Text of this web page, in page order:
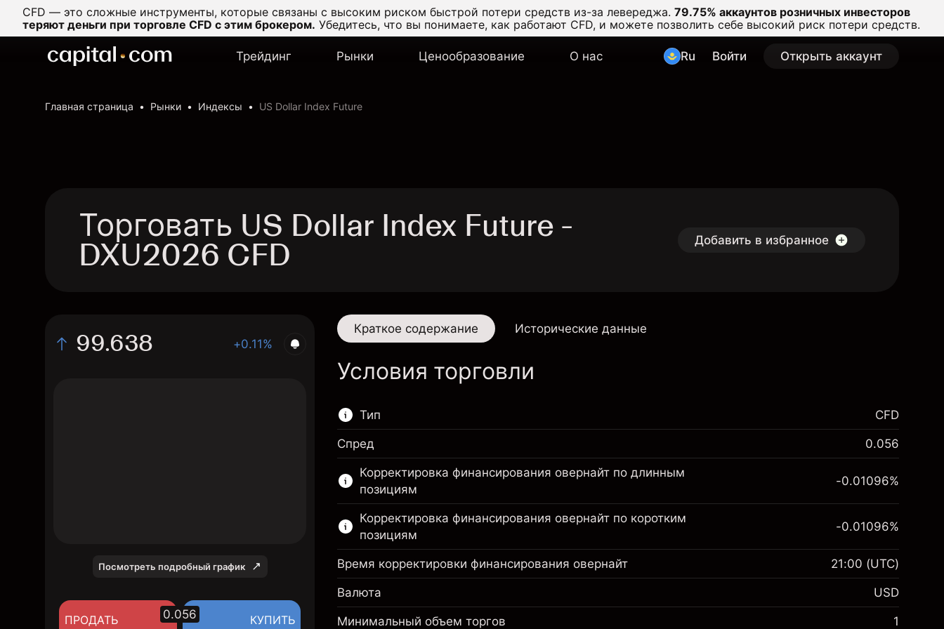
CFD — это сложные инструменты, которые связаны с высоким риском быстрой потери средств из-за левереджа. 79.75% аккаунтов розничных инвесторов
теряют деньги при торговле CFD с этим брокером. Убедитесь, что вы понимаете, как работают CFD, и можете позволить себе высокий риск потери средств.
Трейдинг Рынки Ценообразование О нас Ru Войти Открыть аккаунт
Главная страница Рынки Индексы US Dollar Index Future
Торговать US Dollar Index Future -
DXU2026 CFD Добавить в избранное
99.638 +0.11%
Посмотреть подробный график
ПРОДАТЬ КУПИТЬ
0.056
Краткое содержание Исторические данные
Условия торговли
Тип
Этот финансовый рынок доступен для
торговли CFD.
Подробнее о:
CFD
CFD
Спред 0.056
Корректировка финансирования овернайт по длинным
позициям
-0.01096%
Корректировка финансирования овернайт по коротким
позициям
-0.01096%
Время корректировки финансирования овернайт 21:00 (UTC)
Валюта USD
Минимальный объем торгов 1